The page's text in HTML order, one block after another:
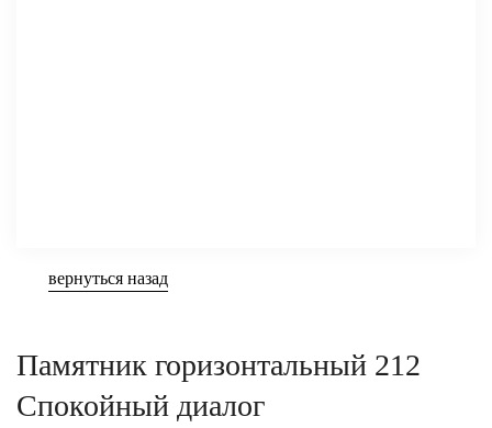
вернуться назад
Памятник горизонтальный 212
Спокойный диалог